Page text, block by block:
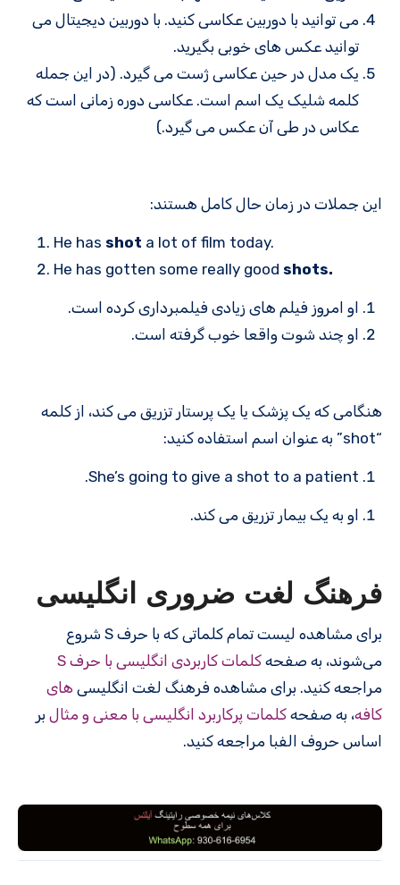
می توانید با دوربین عکاسی کنید. با دوربین دیجیتال می
توانید عکس های خوبی بگیرید.
یک مدل در حین عکاسی ژست می گیرد. (در این جمله
کلمه شلیک یک اسم است. عکاسی دوره زمانی است که
عکاس در طی آن عکس می گیرد.)
این جملات در زمان حال کامل هستند:
He has shot a lot of film today.
He has gotten some really good shots.
او امروز فیلم های زیادی فیلمبرداری کرده است.
او چند شوت واقعا خوب گرفته است.
هنگامی که یک پزشک یا یک پرستار تزریق می کند، از کلمه
“shot” به عنوان اسم استفاده کنید:
She’s going to give a shot to a patient.
او به یک بیمار تزریق می کند.
فرهنگ لغت ضروری انگلیسی
برای مشاهده لیست تمام کلماتی که با حرف S شروع
می‌شوند، به صفحه کلمات کاربردی انگلیسی با حرف S
مراجعه کنید. برای مشاهده فرهنگ لغت انگلیسی های
کافه، به صفحه کلمات پرکاربرد انگلیسی با معنی و مثال بر
اساس حروف الفبا مراجعه کنید.